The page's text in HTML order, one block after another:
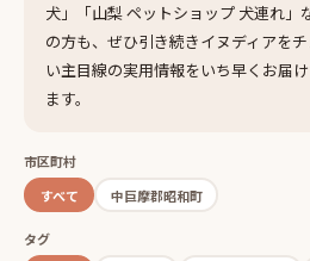
犬」「山梨 ペットショップ 犬連れ」
の方も、ぜひ引き続きイヌディアを
い主目線の実用情報をいち早くお届
ます。
市区町村
すべて
中巨摩郡昭和町
タグ